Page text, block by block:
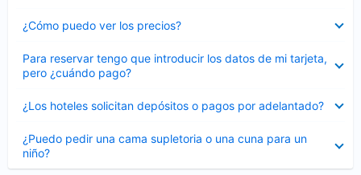
¿Cómo puedo ver los precios?
cerrado
Para reservar tengo que introducir los datos de mi tarjeta,
pero ¿cuándo pago?
cerrado
¿Los hoteles solicitan depósitos o pagos por adelantado?
cerrado
¿Puedo pedir una cama supletoria o una cuna para un
niño?
cerrado